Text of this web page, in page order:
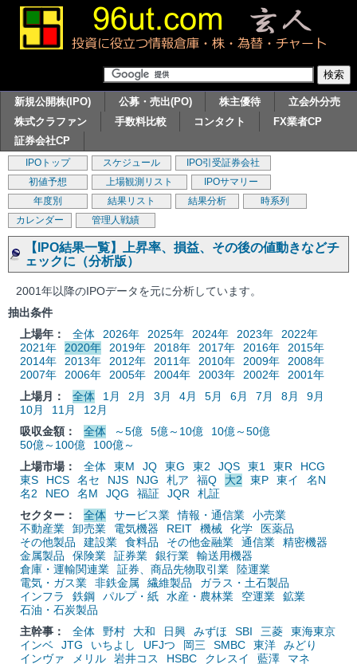
新規公開株(IPO) 公募・売出(PO) 株主優待
立会外分売
株式クラファン
手数料比較 コンタクト
FX業者CP
証券会社CP
IPOトップ スケジュール
IPO引受証券会社
初値予想
上場観測リスト
IPOサマリー
年度別
結果リスト 結果分析
時系列
カレンダー
管理人戦績
【IPO結果一覧】上昇率、損益、その後の値動きなどチ
ェックに（分析版）
2001年以降のIPOデータを元に分析しています。
抽出条件
上場年：
全体 2026年 2025年 2024年 2023年
2022年
2021年
2020年 2019年 2018年 2017年 2016年
2015年
2014年
2013年 2012年 2011年 2010年 2009年
2008年
2007年
2006年 2005年 2004年 2003年 2002年
2001年
上場月：
全体 1月 2月 3月 4月 5月 6月 7月 8月
9月
10月
11月
12月
吸収金額：
全体 ～5億 5億～10億
10億～50億
50億～100億
100億～
上場市場：
全体 東M JQ 東G 東2 JQS 東1 東R
HCG
東S
HCS 名セ NJS NJG 札ア 福Q 大2 東P 東イ
名N
名2
NEO 名M JQG 福証 JQR
札証
セクター：
全体 サービス業 情報・通信業
小売業
不動産業
卸売業 電気機器 REIT 機械 化学
医薬品
その他製品
建設業 食料品 その他金融業 通信業
精密機器
金属製品
保険業 証券業 銀行業
輸送用機器
倉庫・運輸関連業
証券、商品先物取引業
陸運業
電気・ガス業
非鉄金属 繊維製品
ガラス・土石製品
インフラ
鉄鋼 パルプ・紙 水産・農林業 空運業
鉱業
石油・石炭製品
主幹事：
全体 野村 大和 日興 みずほ SBI 三菱
東海東京
インベ
JTG いちよし UFJつ 岡三 SMBC 東洋
みどり
インヴァ
メリル 岩井コス HSBC クレスイ 藍澤
マネ